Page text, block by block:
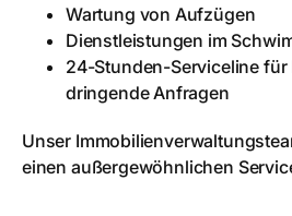
Wartung von Aufzügen
Dienstleistungen im
24-Stunden-Serviceline für
dringende Anfragen
Unser
einen außergewöhnlichen